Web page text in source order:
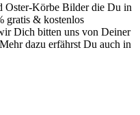
Oster-Körbe Bilder die Du in
gratis & kostenlos
Dich bitten uns von Deiner
dazu erfährst Du auch in